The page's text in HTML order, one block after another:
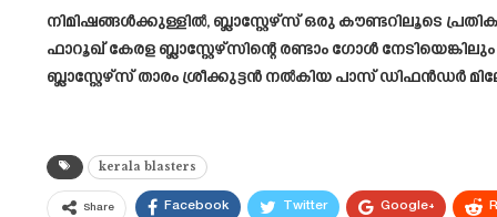
നിമിഷങ്ങൾക്കുള്ളിൽ, ബ്ലാസ്റ്റേഴ്‌സ് ഒരു കൗണ്ടറിലൂടെ
ഫാറൂഖ് കേരള ബ്ലാസ്റ്റേഴ്സിന്റെ രണ്ടാം ഗോൾ
ബ്ലാസ്റ്റേഴ്‌സ് താരം ശ്രീക്കുട്ടൻ നൽകിയ പാസ് ഡിഫൻഡർ
kerala blasters
Share Facebook Twitter Google+